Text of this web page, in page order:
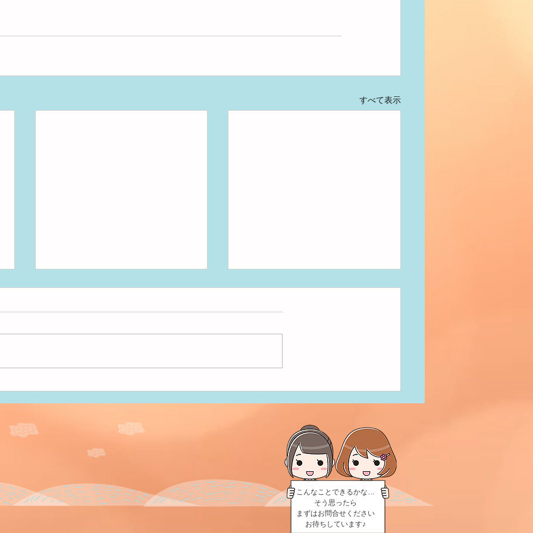
すべて表示
こんなことできるかな…
そう思ったら
まずはお問合せください
お待ちしています♪